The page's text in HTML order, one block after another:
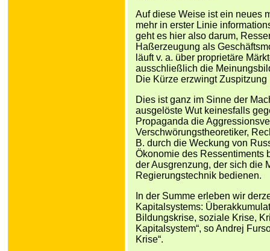
Auf diese Weise ist ein neues
mehr in erster Linie
geht es hier also darum,
Haßerzeugung als
läuft v. a. über proprietäre
ausschließlich die
Die Kürze erzwingt
Dies ist ganz im Sinne der
ausgelöste Wut keinesfalls
Propaganda die
Verschwörungstheoretiker,
B. durch die Weckung von
Ökonomie des Ressentiments
der Ausgrenzung, der sich die
Regierungstechnik bedienen.
In der Summe erleben wir
Kapitalsystems:
Bildungskrise, soziale Krise,
Kapitalsystem“, so Andrej
Krise“.